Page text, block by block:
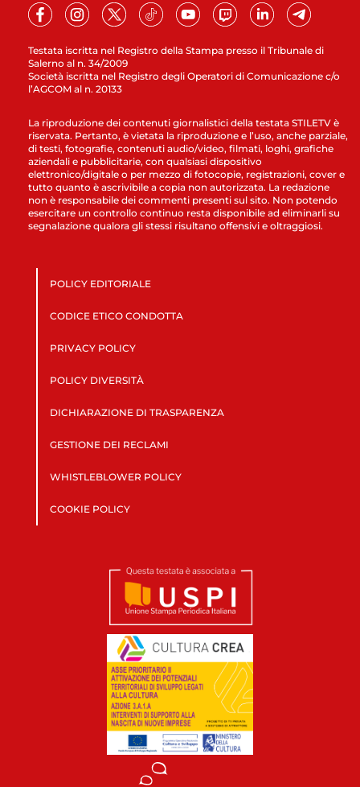
Testata iscritta nel Registro della Stampa presso il Tribunale di
Salerno al n. 34/2009
Società iscritta nel Registro degli Operatori di Comunicazione c/o
l’AGCOM al n. 20133
La riproduzione dei contenuti giornalistici della testata STILETV è
riservata. Pertanto, è vietata la riproduzione e l’uso, anche parziale,
di testi, fotografie, contenuti audio/video, filmati, loghi, grafiche
aziendali e pubblicitarie, con qualsiasi dispositivo
elettronico/digitale o per mezzo di fotocopie, registrazioni, cover e
tutto quanto è ascrivibile a copia non autorizzata. La redazione
non è responsabile dei commenti presenti sul sito. Non potendo
esercitare un controllo continuo resta disponibile ad eliminarli su
segnalazione qualora gli stessi risultano offensivi e oltraggiosi.
POLICY EDITORIALE
CODICE ETICO CONDOTTA
PRIVACY POLICY
POLICY DIVERSITÀ
DICHIARAZIONE DI TRASPARENZA
GESTIONE DEI RECLAMI
WHISTLEBLOWER POLICY
COOKIE POLICY